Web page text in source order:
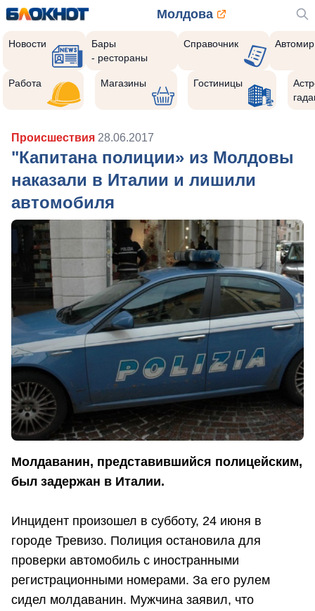
Молдова
Новости
Бары
- рестораны
Справочник Автомир
Работа Магазины Гостиницы
Происшествия 28.06.2017
"Капитана полиции» из Молдовы
наказали в Италии и лишили
автомобиля
Молдаванин, представившийся полицейским,
был задержан в Италии.
Инцидент произошел в субботу, 24 июня в
городе Тревизо. Полиция остановила для
проверки автомобиль с иностранными
регистрационными номерами. За его рулем
сидел молдаванин. Мужчина заявил, что